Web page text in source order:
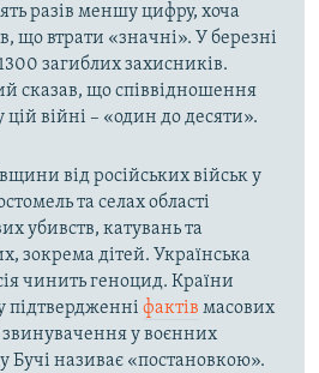
разів меншу цифру, хоча
що втрати «значні». У березні
загиблих захисників.
сказав, що співвідношення
цій війні – «один до десяти».
від російських військ у
та селах області
убивств, катувань та
зокрема дітей. Українська
чинить геноцид. Країни
підтвердженні фактів масових
звинувачення у воєнних
Бучі називає «постановкою».